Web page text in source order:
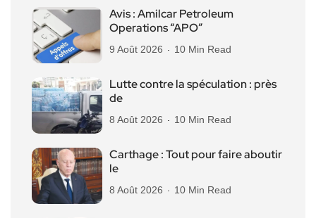
Avis : Amilcar Petroleum
Operations “APO”
9 Août 2026 10 Min Read
Lutte contre la spéculation : près
de
8 Août 2026 10 Min Read
Carthage : Tout pour faire aboutir
le
8 Août 2026 10 Min Read